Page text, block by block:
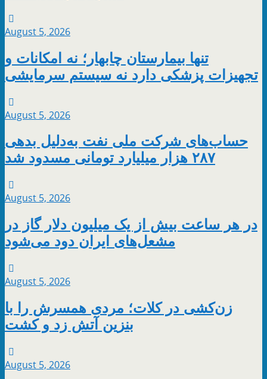
August 5, 2026
تنها بیمارستان چابهار؛ نه امکانات و
تجهیزات پزشکی دارد نه سیستم سرمایشی
August 5, 2026
حساب‌های شرکت ملی نفت به‌دلیل بدهی
۲۸۷ هزار میلیارد تومانی مسدود شد
August 5, 2026
در هر ساعت بیش از یک میلیون دلار گاز در
مشعل‌های ایران دود می‌شود
August 5, 2026
زن‌کشی در کلات؛ مردی همسرش را با
بنزین آتش زد و کشت
August 5, 2026